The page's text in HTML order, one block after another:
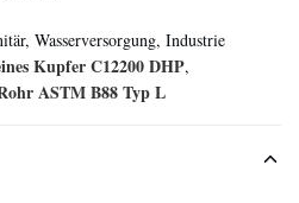
Wasserversorgung, Industrie
Kupfer C12200 DHP,
ASTM B88 Typ L